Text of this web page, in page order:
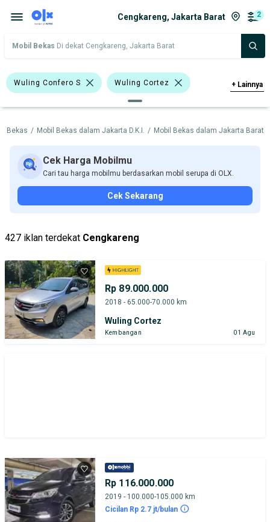
Cengkareng, Jakarta Barat 2
Mobil Bekas Di dekat Cengkareng, Jakarta Barat
Wuling Confero S Wuling Cortez
Wuling
Harga Merek Dan Model Tahun
Tipe Bodi Tipe Membership
+ Lainnya
Bekas / Mobil Bekas dalam Jakarta D.K.I. / Mobil Bekas dalam Jakarta Barat
Cek Harga Mobilmu
Cari tau harga mobilmu berdasarkan mobil serupa di OLX.
Cek Sekarang
427 iklan terdekat Cengkareng
Rp 89.000.000
2018 - 65.000-70.000 km
Wuling Cortez
Kembangan 01 Agu
Rp 116.000.000
2019 - 100.000-105.000 km
Cicilan Rp 2.7 jt/bulan